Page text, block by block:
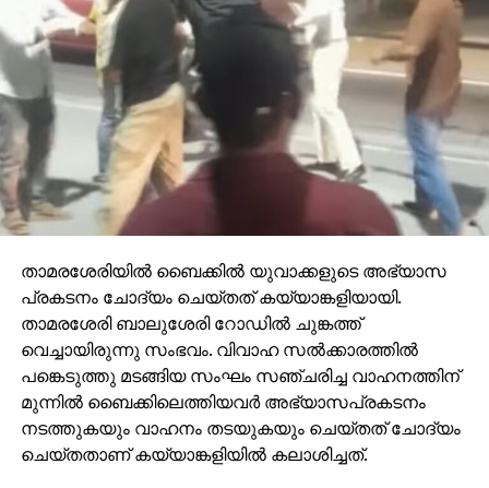
താമരശേരിയിൽ ബൈക്കിൽ യുവാക്കളുടെ അഭ്യാസ
പ്രകടനം ചോദ്യം ചെയ്തത് കയ്യാങ്കളിയായി.
താമരശേരി ബാലുശേരി റോഡില്‍ ചുങ്കത്ത്
വെച്ചായിരുന്നു സംഭവം. വിവാഹ സല്‍ക്കാരത്തില്‍
പങ്കെടുത്തു മടങ്ങിയ സംഘം സഞ്ചരിച്ച വാഹനത്തിന്
മുന്നില്‍ ബൈക്കിലെത്തിയവര്‍ അഭ്യാസപ്രകടനം
നടത്തുകയും വാഹനം തടയുകയും ചെയ്തത് ചോദ്യം
ചെയ്തതാണ് കയ്യാങ്കളിയില്‍ കലാശിച്ചത്.